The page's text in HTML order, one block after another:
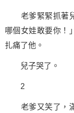
老爹緊緊抓著兒
哪個女娃敢要你！
扎痛了他。
兒子哭了。
2
老爹又笑了，滿